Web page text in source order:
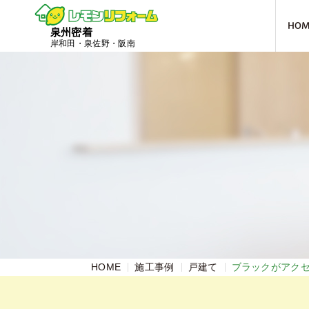
泉州密着
岸和田・泉佐野・阪南
HOME 施工事例 戸建て ブラックがアク